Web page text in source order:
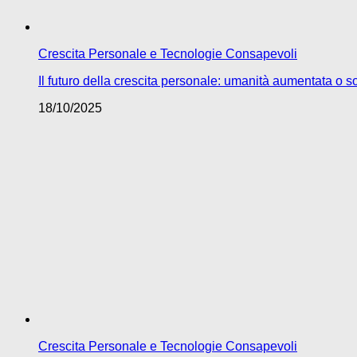
Crescita Personale e Tecnologie Consapevoli
Il futuro della crescita personale: umanità aumentata o
18/10/2025
Crescita Personale e Tecnologie Consapevoli